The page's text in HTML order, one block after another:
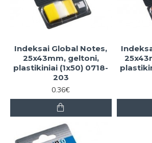
Indeksai Global Notes,
25x43mm, geltoni,
plastikiniai (1x50) 0718-
203
0.36€